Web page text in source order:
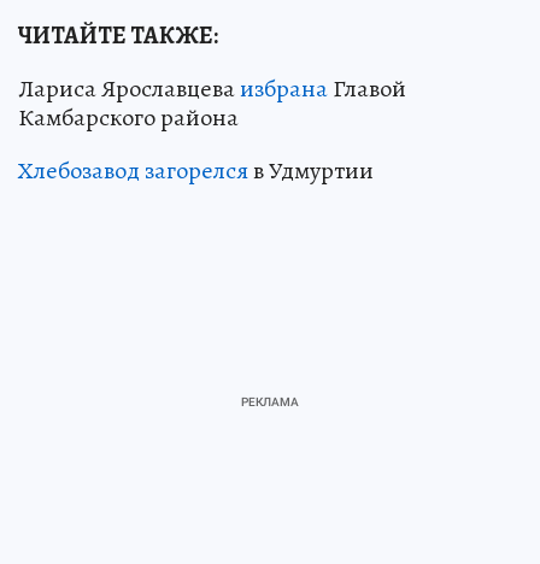
ЧИТАЙТЕ ТАКЖЕ:
Лариса ЯрославцеваизбранаГлавой
Камбарского района
Хлебозавод загорелсяв Удмуртии